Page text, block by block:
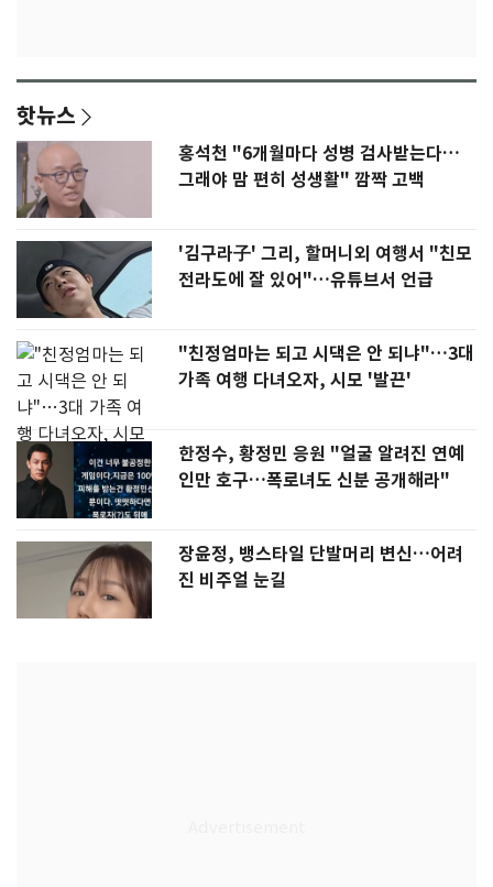
핫뉴스
홍석천 "6개월마다 성병 검사받는다…
그래야 맘 편히 성생활" 깜짝 고백
'김구라子' 그리, 할머니외 여행서 "친모
전라도에 잘 있어"…유튜브서 언급
"친정엄마는 되고 시댁은 안 되냐"…3대
가족 여행 다녀오자, 시모 '발끈'
한정수, 황정민 응원 "얼굴 알려진 연예
인만 호구…폭로녀도 신분 공개해라"
장윤정, 뱅스타일 단발머리 변신…어려
진 비주얼 눈길